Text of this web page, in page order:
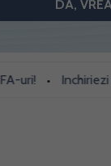
• Inchiriezi prin